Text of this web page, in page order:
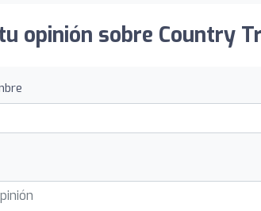
opinión sobre Country